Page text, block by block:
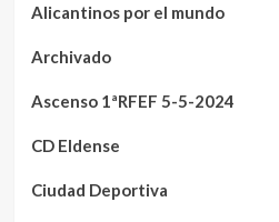
Alicantinos por el mundo
Archivado
Ascenso 1ªRFEF 5-5-2024
CD Eldense
Ciudad Deportiva